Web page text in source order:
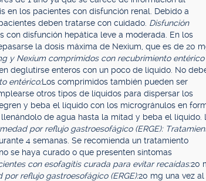
en los pacientes con disfunción renal. Debido a
deben tratarse con cuidado. Disfunción
con disfunción hepática leve a moderada. En los
la dosis máxima de Nexium, que es de 20
y Nexium comprimidos con recubrimiento entérico
deglutirse enteros con un poco de líquido. No
entérico:Los comprimidos también pueden ser
otros tipos de líquidos para dispersar los
y beba el líquido con los microgránulos en
de agua hasta la mitad y beba el líquido.
por reflujo gastroesofágico (ERGE):
4 semanas. Se recomienda un tratamiento
se haya curado o que presenten síntomas
con esofagitis curada para evitar recaídas:20
reflujo gastroesofágico (ERGE):20 mg una vez al